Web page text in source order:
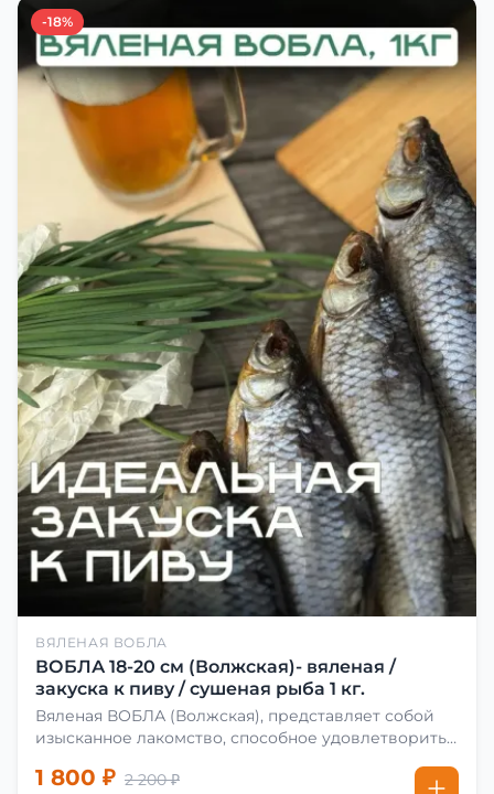
-18%
ВЯЛЕНАЯ ВОБЛА
ВОБЛА 18-20 см (Волжская)- вяленая /
закуска к пиву / сушеная рыба 1 кг.
Вяленая ВОБЛА (Волжская), представляет собой
изысканное лакомство, способное удовлетворить
сделать вяленую воблу, её сначала хорошо солят.
1 800 ₽ 2 200 ₽